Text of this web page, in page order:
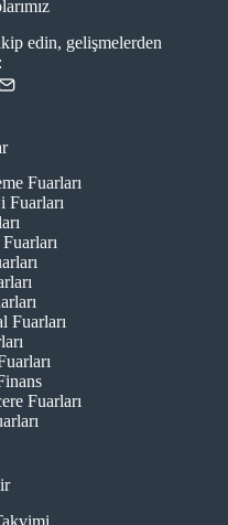
edin, gelişmelerden
Fuarları
Fuarları
Fuarları
Fuarları